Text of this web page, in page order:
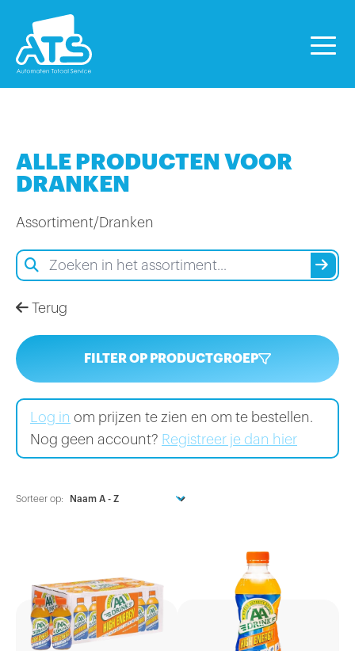
ALLE PRODUCTEN VOOR
DRANKEN
Assortiment/Dranken
Terug
FILTER OP PRODUCTGROEP
Log in om prijzen te zien en om te bestellen.
Nog geen account? Registreer je dan hier
Sorteer op: